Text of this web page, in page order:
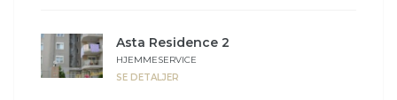
Asta Residence 2
HJEMMESERVICE
SE DETALJER